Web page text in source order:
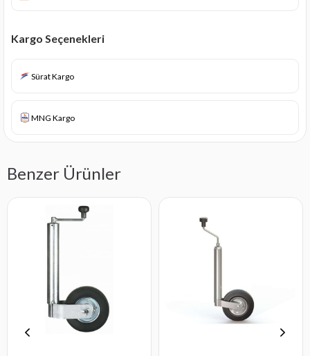
Kargo Seçenekleri
Sürat Kargo
MNG Kargo
Benzer Ürünler